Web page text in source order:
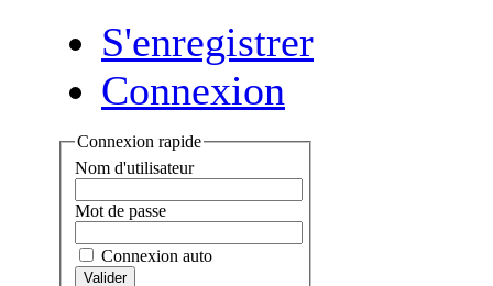
S'enregistrer
Connexion
Connexion rapide
Nom d'utilisateur
Mot de passe
Connexion auto